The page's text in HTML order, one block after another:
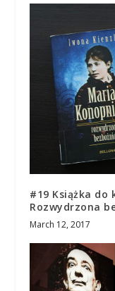
#19 Książka do
Rozwydrzona
March 12, 2017